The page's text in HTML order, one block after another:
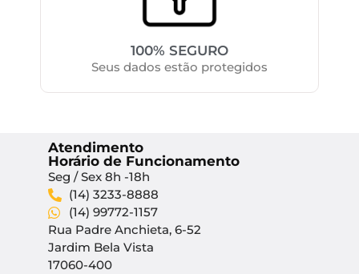
100% SEGURO
Seus dados estão protegidos
Atendimento
Horário de Funcionamento
Seg / Sex 8h -18h
(14) 3233-8888
(14) 99772-1157
Rua Padre Anchieta, 6-52
Jardim Bela Vista
17060-400